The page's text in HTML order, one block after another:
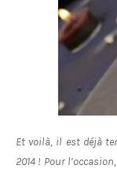
Et voilà, il est déjà
2014 ! Pour